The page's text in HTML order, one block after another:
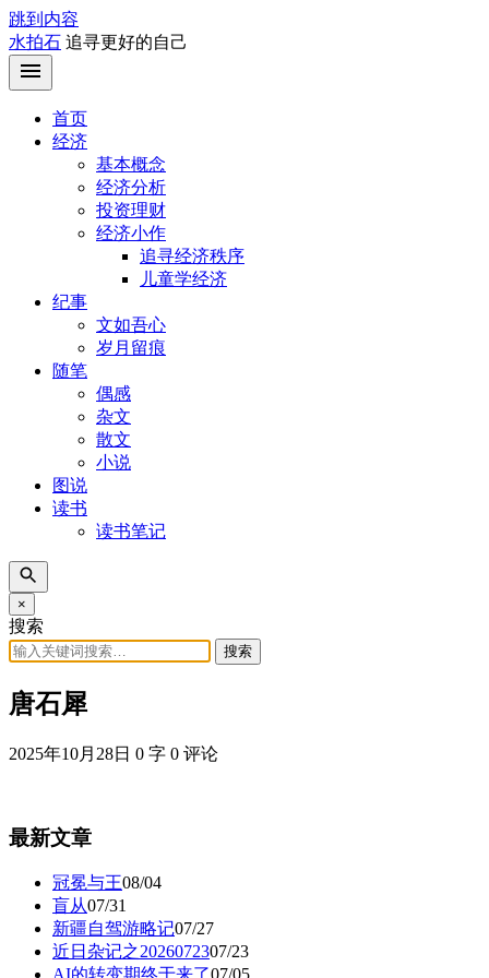
跳到内容
水拍石 追寻更好的自己
首页
经济
基本概念
经济分析
投资理财
经济小作
追寻经济秩序
儿童学经济
纪事
文如吾心
岁月留痕
随笔
偶感
杂文
散文
小说
图说
读书
读书笔记
×
搜索
搜索
唐石犀
2025年10月28日 0 字 0 评论
最新文章
冠冕与王08/04
盲从07/31
新疆自驾游略记07/27
近日杂记之2026072307/23